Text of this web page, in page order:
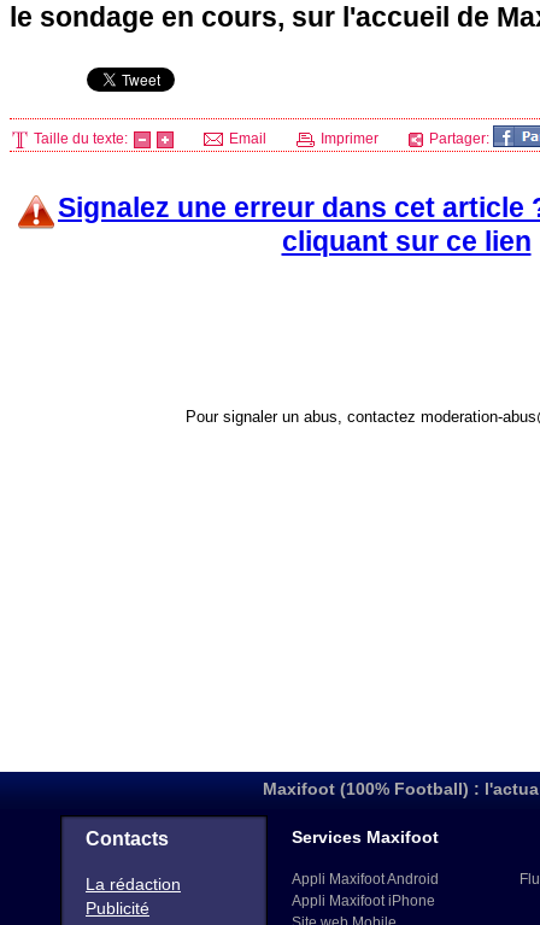
le sondage en cours, sur l'accueil de
Taille du texte: Email Imprimer Partager:
Signalez une erreur dans cet article
cliquant sur ce lien
Pour signaler un abus, contactez moderation-
Maxifoot (100% Football) :
Contacts
La rédaction
Publicité
Services Maxifoot
Appli Maxifoot Android
Appli Maxifoot iPhone